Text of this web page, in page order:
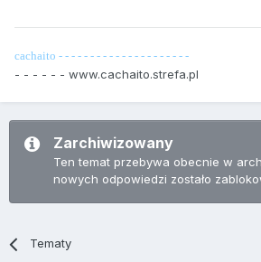
cachaito - - - - - - - - - - - - - - - - - - - - -
- - - - - - www.cachaito.strefa.pl
Zarchiwizowany
Ten temat przebywa obecnie w
nowych odpowiedzi zostało
Tematy